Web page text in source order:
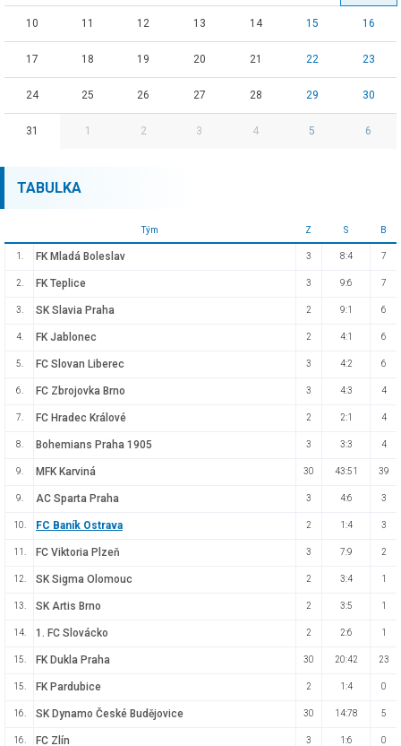
10 11 12 13 14 15 16
17 18 19 20 21 22 23
24 25 26 27 28 29 30
31 1 2 3 4 5 6
TABULKA
Tým Z S B
1. FK Mladá Boleslav 3 8:4 7
2. FK Teplice 3 9:6 7
3. SK Slavia Praha 2 9:1 6
4. FK Jablonec 2 4:1 6
5. FC Slovan Liberec 3 4:2 6
6. FC Zbrojovka Brno 3 4:3 4
7. FC Hradec Králové 2 2:1 4
8. Bohemians Praha 1905 3 3:3 4
9. MFK Karviná 30 43:51 39
9. AC Sparta Praha 3 4:6 3
10. FC Baník Ostrava 2 1:4 3
11. FC Viktoria Plzeň 3 7:9 2
12. SK Sigma Olomouc 2 3:4 1
13. SK Artis Brno 2 3:5 1
14. 1. FC Slovácko 2 2:6 1
15. FK Dukla Praha 30 20:42 23
15. FK Pardubice 2 1:4 0
16. SK Dynamo České Budějovice 30 14:78 5
16. FC Zlín 3 1:6 0